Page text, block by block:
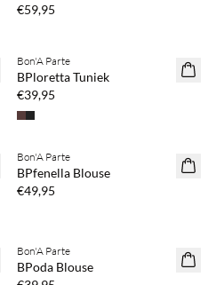
€59,95
NEWS
Bon'A Parte
BPloretta Tuniek
€39,95
NEWS
Koop min. 2 & bespaar 20%
Bon'A Parte
BPfenella Blouse
€49,95
NEWS
Bon'A Parte
BPoda Blouse